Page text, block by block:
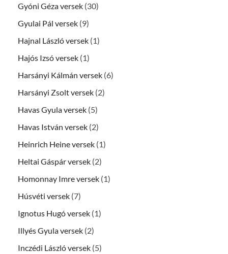
Gyóni Géza versek (30)
Gyulai Pál versek (9)
Hajnal László versek (1)
Hajós Izsó versek (1)
Harsányi Kálmán versek (6)
Harsányi Zsolt versek (2)
Havas Gyula versek (5)
Havas István versek (2)
Heinrich Heine versek (1)
Heltai Gáspár versek (2)
Homonnay Imre versek (1)
Húsvéti versek (7)
Ignotus Hugó versek (1)
Illyés Gyula versek (2)
Inczédi László versek (5)